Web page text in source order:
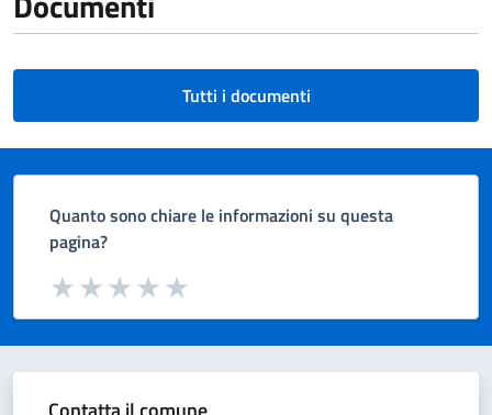
Tutti i documenti
Quanto sono chiare le informazioni su questa
pagina?
Valuta da 1 a 5 stelle la pagina
Valuta 5 stelle su 5
Valuta 4 stelle su 5
Valuta 3 stelle su 5
Valuta 2 stelle su 5
Valuta 1 stelle su 5